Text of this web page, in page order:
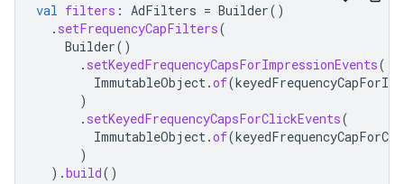
val filters : AdFilters = Builder()
. setFrequencyCapFilters(
Builder()
. setKeyedFrequencyCapsForImpressionEvents(
ImmutableObject .of(
)
. setKeyedFrequencyCapsForClickEvents(
ImmutableObject .of(
)
).build()